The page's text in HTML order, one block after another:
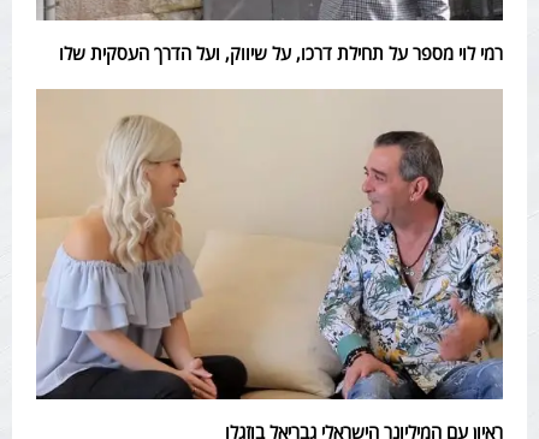
רמי לוי מספר על תחילת דרכו, על שיווק, ועל הדרך העסקית שלו
ראיון עם המיליונר הישראלי גבריאל בוזגלו